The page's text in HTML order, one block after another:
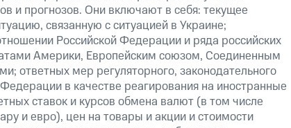
и прогнозов. Они включают в себя: текущее
связанную с ситуацией в Украине;
Российской Федерации и ряда российских
Америки, Европейским союзом, Соединенным
ответных мер регуляторного, законодательного
в качестве реагирования на иностранные
ставок и курсов обмена валют (в том числе
и евро), цен на товары и акции и стоимости